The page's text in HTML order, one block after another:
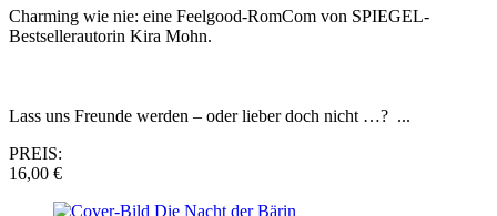
Charming wie nie: eine Feelgood-RomCom von SPIEGEL-
Bestsellerautorin Kira Mohn.
Lass uns Freunde werden – oder lieber doch nicht …? ...
PREIS:
16,00 €